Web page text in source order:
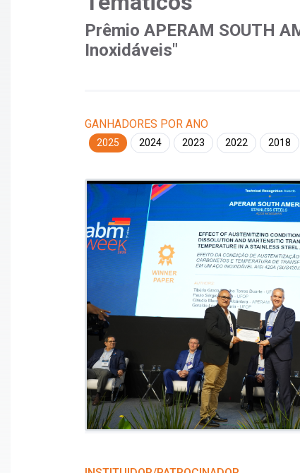
Prêmio APERAM SOUTH
Inoxidáveis"
GANHADORES POR ANO
2025 2024 2023 2022 2018